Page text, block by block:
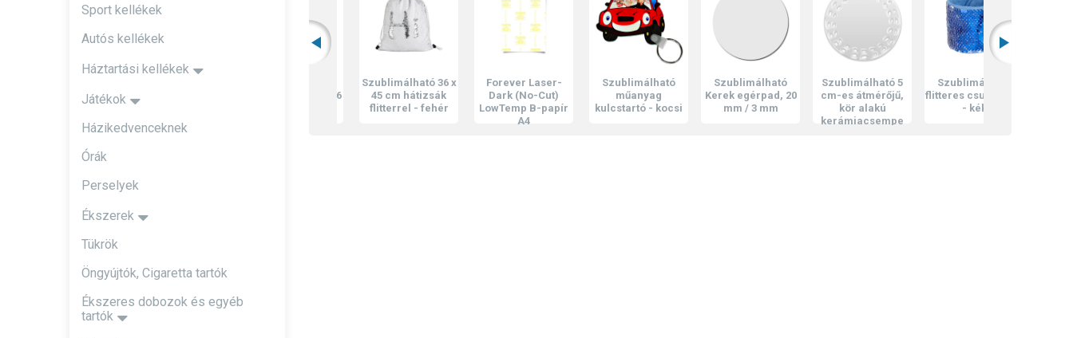
Szublimálható 36 x
45 cm hátizsák
flitterrel - fehér
Forever Laser-
Dark (No-Cut)
LowTemp B-papír
Szublimálható
műanyag
kulcstartó - kocsi
Szublimálható
Kerek egérpad, 20
mm / 3 mm
Szublimálható 5
cm-es átmérőjű,
kör alakú
kerámiacsempe
Szublimálható
flitteres csuklópánt
Sport kellékek
Autós kellékek
Háztartási kellékek
Játékok
Házikedvenceknek
Órák
Perselyek
Ékszerek
Tükrök
Öngyújtók, Cigaretta tartók
Ékszeres dobozok és egyéb
tartók